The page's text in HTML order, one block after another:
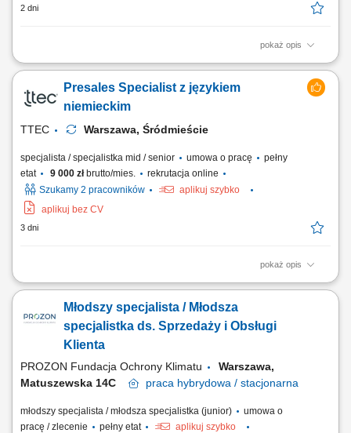
2 dni
pokaż opis
Telefoniczny kontakt z klientami i aktywna sprzedaż biletów na
terminach i lokalizacjach; Doradztwo w wyborze wydarzeń oraz obsługa
pytań i obiekcji klientów; Prowadzenie rozmów sprzedażowych oraz
Presales Specialist z językiem
niemieckim
TTEC Warszawa, Śródmieście
specjalista / specjalistka mid / senior umowa o pracę
pełny
etat
9 000 złbrutto/mies.
rekrutacja online
Szukamy 2 pracowników
aplikuj szybko
aplikuj bez CV
3 dni
pokaż opis
As a Sales Representative (Presales) with German – Hybrid, working on
#experienceTTEC Our employees have spoken. Our purpose, team,
and company culture are amazing and our Great Place to Work®
certification in Poland...
Młodszy specjalista / Młodsza
specjalistka ds. Sprzedaży i Obsługi
Klienta
PROZON Fundacja Ochrony Klimatu
Warszawa,
Matuszewska 14C
praca hybrydowa / stacjonarna
młodszy specjalista / młodsza specjalistka (junior)
umowa o
pracę / zlecenie
pełny etat
aplikuj szybko